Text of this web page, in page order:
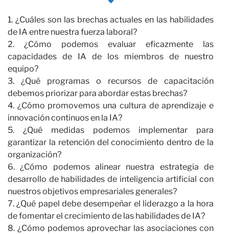
1. ¿Cuáles son las brechas actuales en las habilidades
de IA entre nuestra fuerza laboral?
2. ¿Cómo podemos evaluar eficazmente las
capacidades de IA de los miembros de nuestro
equipo?
3. ¿Qué programas o recursos de capacitación
debemos priorizar para abordar estas brechas?
4. ¿Cómo promovemos una cultura de aprendizaje e
innovación continuos en la IA?
5. ¿Qué medidas podemos implementar para
garantizar la retención del conocimiento dentro de la
organización?
6. ¿Cómo podemos alinear nuestra estrategia de
desarrollo de habilidades de inteligencia artificial con
nuestros objetivos empresariales generales?
7. ¿Qué papel debe desempeñar el liderazgo a la hora
de fomentar el crecimiento de las habilidades de IA?
8. ¿Cómo podemos aprovechar las asociaciones con